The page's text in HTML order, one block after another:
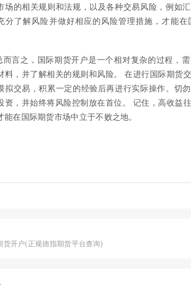
场的相关规则和法规，以及各种交易风险，例如
分了解风险并做好相应的风险管理措施，才能
而言之，国际期货开户是一个相对复杂的过程，
料，并了解相关的规则和风险。 在进行国际期货
拟交易，积累一定的经验后再进行实际操作。切
资，并始终将风险控制放在首位。 记住，高收益
能在国际期货市场中立于不败之地。
货开户(正规德指期货平台查询)